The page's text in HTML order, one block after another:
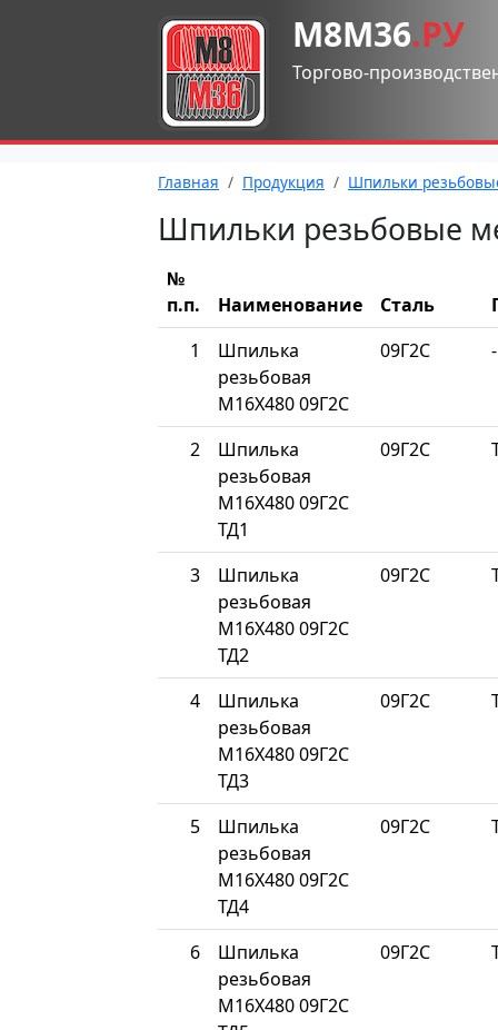
М8М36.РУ
Торгово-
Главная Продукция Шпильки
Шпильки резьбовые
№
п.п.
Наименование Сталь
1
Шпилька
резьбовая
М16Х480 09Г2С
09Г2С -
2
Шпилька
резьбовая
М16Х480 09Г2С
ТД1
09Г2С
3
Шпилька
резьбовая
М16Х480 09Г2С
ТД2
09Г2С
4
Шпилька
резьбовая
М16Х480 09Г2С
ТД3
09Г2С
5
Шпилька
резьбовая
М16Х480 09Г2С
ТД4
09Г2С
6
Шпилька
резьбовая
М16Х480 09Г2С
09Г2С